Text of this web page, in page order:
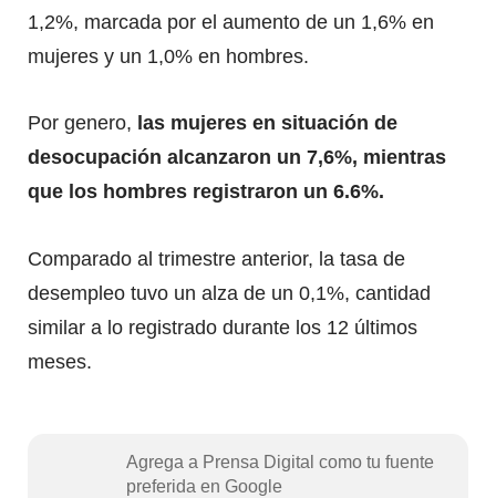
1,2%, marcada por el aumento de un 1,6% en
mujeres y un 1,0% en hombres.
Por genero, las mujeres en situación de
desocupación alcanzaron un 7,6%, mientras
que los hombres registraron un 6.6%.
Comparado al trimestre anterior, la tasa de
desempleo tuvo un alza de un 0,1%, cantidad
similar a lo registrado durante los 12 últimos
meses.
Agrega a Prensa Digital como tu fuente
preferida en Google